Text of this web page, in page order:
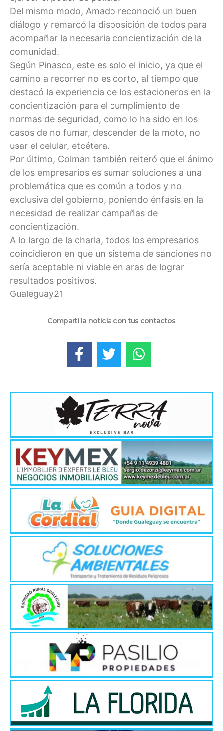
Del mismo modo, Amado reconoció un buen
diálogo y remarcó la disposición de todos para
acompañar la necesaria concientización de la
comunidad.
Según Pinasco, este es solo el inicio, ya que el
camino a recorrer no es corto, al tiempo que
destacó la experiencia de los estacioneros en la
concientización para el cumplimiento de
normas de seguridad, como lo ha sido en los
casos de no fumar, descender de la moto, no
usar el celular, etcétera.
Por último, Colman también reiteró que el ánimo
de los empresarios es sumar soluciones a una
problemática que es común a todos y no
exclusiva del gobierno, poniendo énfasis en la
necesidad de realizar campañas de
concientización.
A lo largo de la charla, todos los empresarios
coincidieron en que un sistema de sanciones no
sería aceptable ni viable en aras de lograr
resultados positivos.
Gualeguay21
Compartí la noticia con tus contactos